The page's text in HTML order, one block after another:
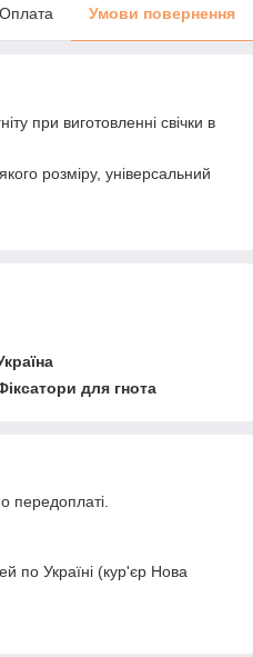
Оплата Умови повернення
при виготовленні свічки в
розміру, універсальний
для гнота
передоплаті.
по Україні (кур'єр Нова